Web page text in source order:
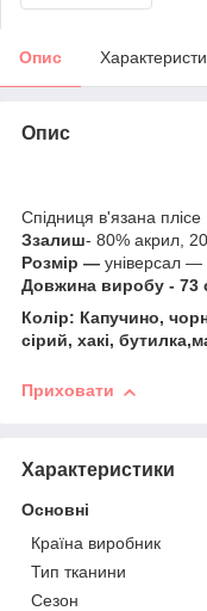
Опис
Опис
Спідниця в'язана плісе
Ззалиш- 80% акрил,
Розмір — універсал —
Довжина виробу - 73
Колір: Капучино,
сірий, хакі,
Приховати
Характеристики
Основні
Країна виробник
Тип тканини
Сезон